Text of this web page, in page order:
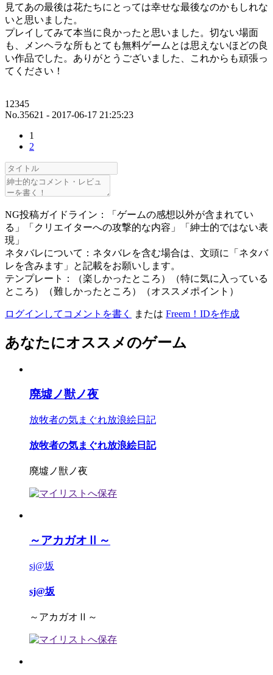
見てあの最後は花たちにとっては幸せな最後なのかもしれな
いと思いました。
プレイしてみて本当に良かったと思いました。切ない場面
も、メンヘラな所もとても無料ゲームとは思えないほどの良
い作品でした。ありがとうございました、これからも頑張っ
てください！
12345
No.35621 - 2017-06-17 21:25:23
1
2
NG投稿ガイドライン：「ゲームの感想以外が含まれてい
る」「クリエイターへの攻撃的な内容」「紳士的ではない表
現」
ネタバレについて：ネタバレを含む場合は、文頭に「ネタバ
レを含みます」と記載をお願いします。
テンプレート：（楽しかったところ）（特に気に入っている
ところ）（難しかったところ）（オススメポイント）
ログインしてコメントを書く または Freem！IDを作成
あなたにオススメのゲーム
廃墟ノ獣ノ夜
放牧者の気まぐれ放浪絵日記
放牧者の気まぐれ放浪絵日記
廃墟ノ獣ノ夜
～アカガオⅡ～
sj@坂
sj@坂
～アカガオⅡ～